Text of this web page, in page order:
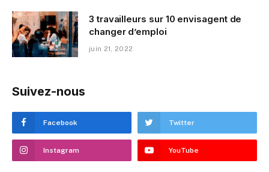
3 travailleurs sur 10 envisagent de
changer d’emploi
juin 21, 2022
Suivez-nous
Facebook Twitter
Instagram YouTube